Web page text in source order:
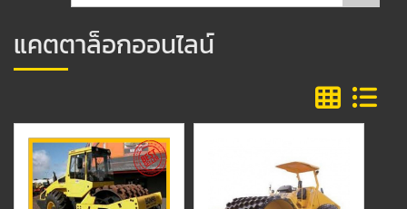
แคตตาล็อกออนไลน์